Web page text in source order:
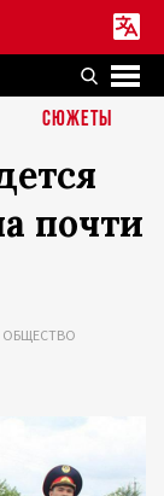
СЮЖЕТЫ
почти
ОБЩЕСТВО